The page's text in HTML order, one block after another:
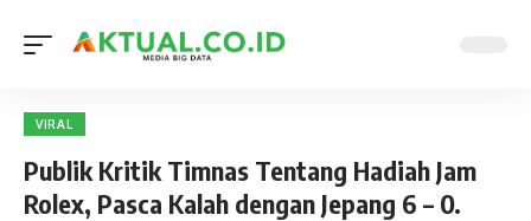
VIRAL
Publik Kritik Timnas Tentang Hadiah Jam
Rolex, Pasca Kalah dengan Jepang 6 – 0.